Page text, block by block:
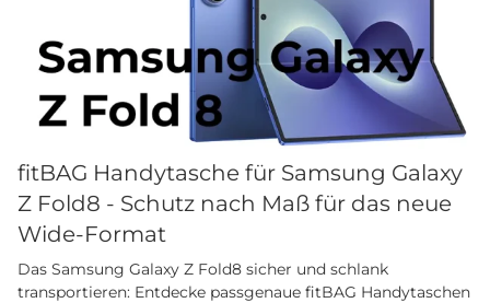
fitBAG Handytasche für Samsung Galaxy
Z Fold8 - Schutz nach Maß für das neue
Wide-Format
Das Samsung Galaxy Z Fold8 sicher und schlank
transportieren: Entdecke passgenaue fitBAG Handytaschen